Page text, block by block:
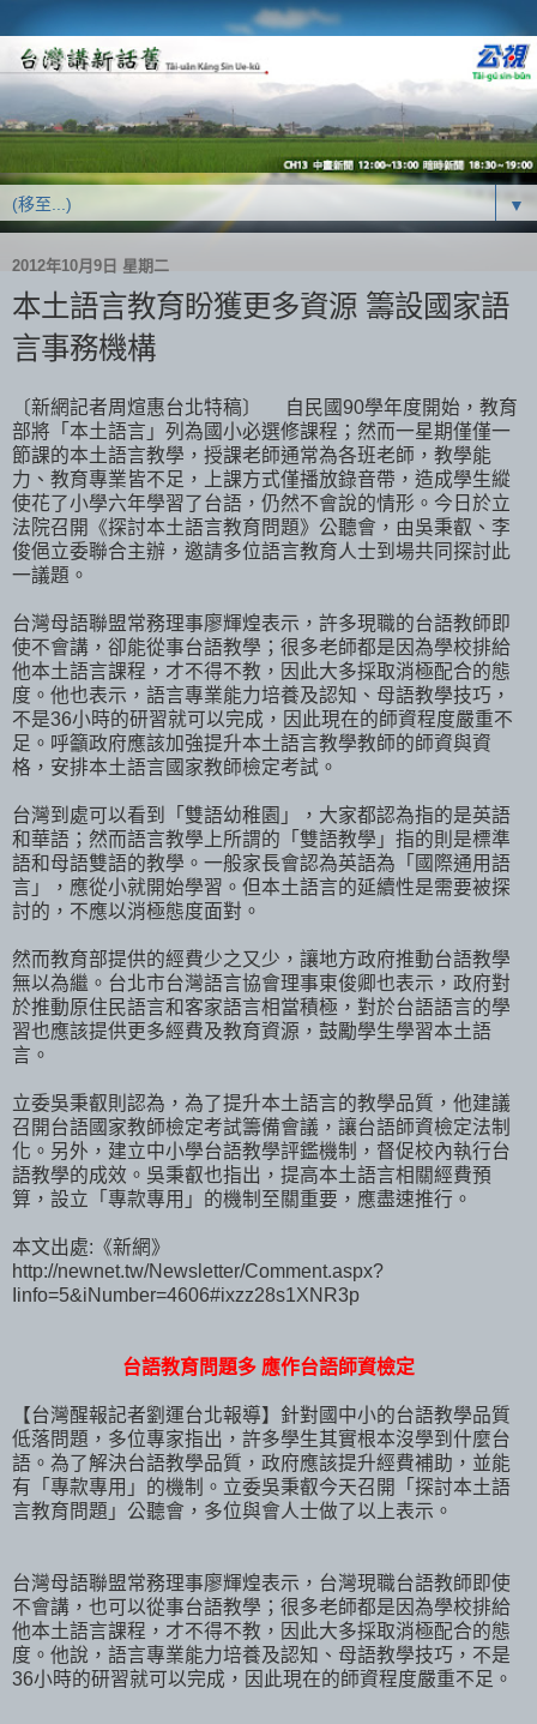
▼
2012年10月9日 星期二
本土語言教育盼獲更多資源 籌設國家語
言事務機構
〔新網記者周煊惠台北特稿〕 自民國90學年度開始，教育
部將「本土語言」列為國小必選修課程；然而一星期僅僅一
節課的本土語言教學，授課老師通常為各班老師，教學能
力、教育專業皆不足，上課方式僅播放錄音帶，造成學生縱
使花了小學六年學習了台語，仍然不會說的情形。今日於立
法院召開《探討本土語言教育問題》公聽會，由吳秉叡、李
俊俋立委聯合主辦，邀請多位語言教育人士到場共同探討此
一議題。
台灣母語聯盟常務理事廖輝煌表示，許多現職的台語教師即
使不會講，卻能從事台語教學；很多老師都是因為學校排給
他本土語言課程，才不得不教，因此大多採取消極配合的態
度。他也表示，語言專業能力培養及認知、母語教學技巧，
不是36小時的研習就可以完成，因此現在的師資程度嚴重不
足。呼籲政府應該加強提升本土語言教學教師的師資與資
格，安排本土語言國家教師檢定考試。
台灣到處可以看到「雙語幼稚園」，大家都認為指的是英語
和華語；然而語言教學上所謂的「雙語教學」指的則是標準
語和母語雙語的教學。一般家長會認為英語為「國際通用語
言」，應從小就開始學習。但本土語言的延續性是需要被探
討的，不應以消極態度面對。
然而教育部提供的經費少之又少，讓地方政府推動台語教學
無以為繼。台北市台灣語言協會理事東俊卿也表示，政府對
於推動原住民語言和客家語言相當積極，對於台語語言的學
習也應該提供更多經費及教育資源，鼓勵學生學習本土語
言。
立委吳秉叡則認為，為了提升本土語言的教學品質，他建議
召開台語國家教師檢定考試籌備會議，讓台語師資檢定法制
化。另外，建立中小學台語教學評鑑機制，督促校內執行台
語教學的成效。吳秉叡也指出，提高本土語言相關經費預
算，設立「專款專用」的機制至關重要，應盡速推行。
本文出處:《新網》
http://newnet.tw/Newsletter/Comment.aspx?
Iinfo=5&iNumber=4606#ixzz28s1XNR3p
台語教育問題多 應作台語師資檢定
【台灣醒報記者劉運台北報導】針對國中小的台語教學品質
低落問題，多位專家指出，許多學生其實根本沒學到什麼台
語。為了解決台語教學品質，政府應該提升經費補助，並能
有「專款專用」的機制。立委吳秉叡今天召開「探討本土語
言教育問題」公聽會，多位與會人士做了以上表示。
台灣母語聯盟常務理事廖輝煌表示，台灣現職台語教師即使
不會講，也可以從事台語教學；很多老師都是因為學校排給
他本土語言課程，才不得不教，因此大多採取消極配合的態
度。他說，語言專業能力培養及認知、母語教學技巧，不是
36小時的研習就可以完成，因此現在的師資程度嚴重不足。